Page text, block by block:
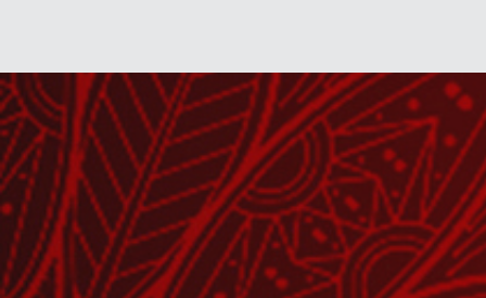
शनि देव का पूजन क्यों है जरूरी ?
July 25, 2026
शुक्रवार का माँ लक्ष्मी और शुक्र देव से क्या है
संबंध?
July 24, 2026